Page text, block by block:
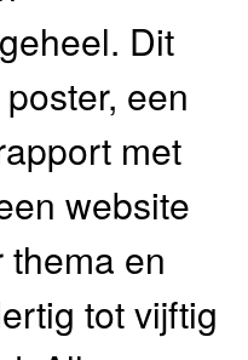
Dit
een
met
website
thema en
tot vijftig